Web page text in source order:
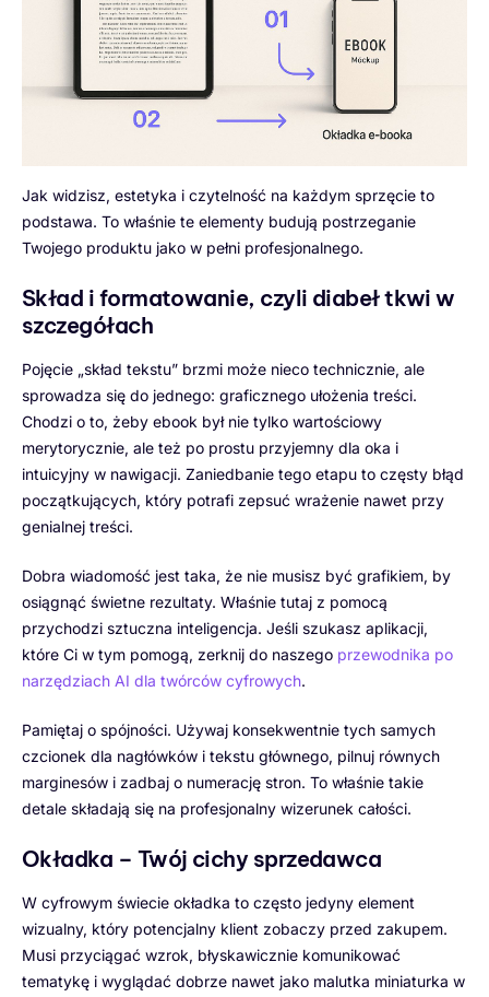
Jak widzisz, estetyka i czytelność na każdym sprzęcie to
podstawa. To właśnie te elementy budują postrzeganie
Twojego produktu jako w pełni profesjonalnego.
Skład i formatowanie, czyli diabeł tkwi w
szczegółach
Pojęcie „skład tekstu” brzmi może nieco technicznie, ale
sprowadza się do jednego: graficznego ułożenia treści.
Chodzi o to, żeby ebook był nie tylko wartościowy
merytorycznie, ale też po prostu przyjemny dla oka i
intuicyjny w nawigacji. Zaniedbanie tego etapu to częsty błąd
początkujących, który potrafi zepsuć wrażenie nawet przy
genialnej treści.
Dobra wiadomość jest taka, że nie musisz być grafikiem, by
osiągnąć świetne rezultaty. Właśnie tutaj z pomocą
przychodzi sztuczna inteligencja. Jeśli szukasz aplikacji,
które Ci w tym pomogą, zerknij do naszego przewodnika po
narzędziach AI dla twórców cyfrowych.
Pamiętaj o spójności. Używaj konsekwentnie tych samych
czcionek dla nagłówków i tekstu głównego, pilnuj równych
marginesów i zadbaj o numerację stron. To właśnie takie
detale składają się na profesjonalny wizerunek całości.
Okładka – Twój cichy sprzedawca
W cyfrowym świecie okładka to często jedyny element
wizualny, który potencjalny klient zobaczy przed zakupem.
Musi przyciągać wzrok, błyskawicznie komunikować
tematykę i wyglądać dobrze nawet jako malutka miniaturka w